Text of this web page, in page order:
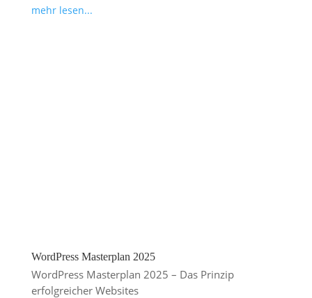
mehr lesen...
WordPress Masterplan 2025
WordPress Masterplan 2025 – Das Prinzip
erfolgreicher Websites